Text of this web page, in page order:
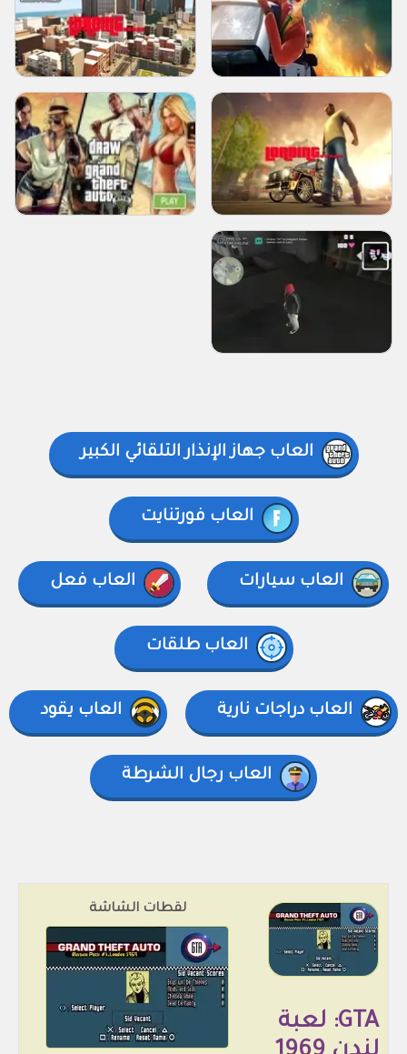
العاب جهاز الإنذار التلقائي الكبير
العاب فورتنايت
العاب سيارات العاب فعل
العاب طلقات
العاب دراجات نارية العاب يقود
العاب رجال الشرطة
لقطات الشاشة
GTA: لعبة